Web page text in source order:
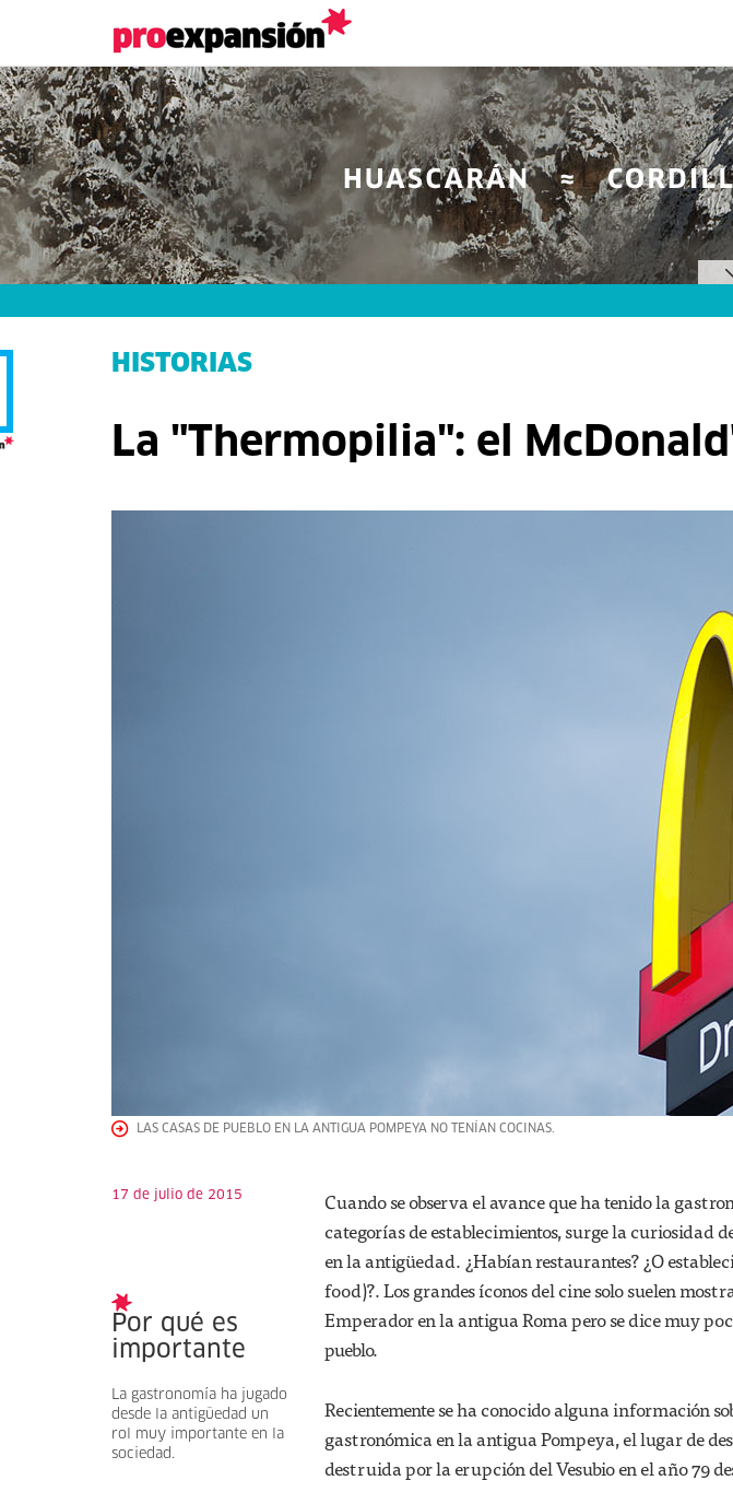
HISTORIAS
La "Thermopilia": el
LAS CASAS DE PUEBLO EN LA ANTIGUA POMPEYA NO TENÍAN COCINAS.
17 de julio de 2015
Por qué es
importante
La gastronomía ha jugado
desde la antigüedad un
rol muy importante en la
sociedad.
Cuando se observa el avance que ha tenido la
categorías de establecimientos, surge la curiosidad
en la antigüedad. ¿Habían restaurantes? ¿O
food)?. Los grandes íconos del cine solo suelen
Emperador en la antigua Roma pero se dice muy
pueblo.
Recientemente se ha conocido alguna información
gastronómica en la antigua Pompeya, el lugar de
destruida por la erupción del Vesubio en el año 79